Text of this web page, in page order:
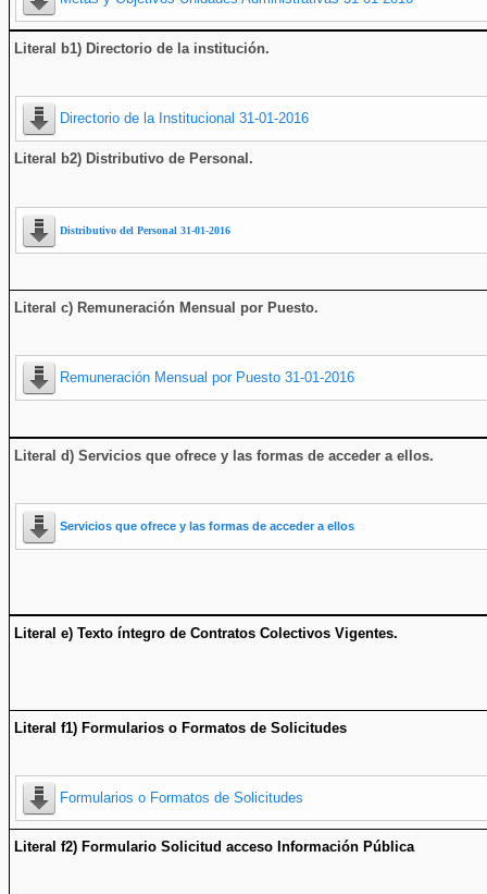
Literal b1) Directorio de la institución.
Directorio de la Institucional 31-01-2016
Literal b2) Distributivo de Personal.
Distributivo del Personal 31-01-2016
Literal c) Remuneración Mensual por Puesto.
Remuneración Mensual por Puesto 31-01-2016
Literal d) Servicios que ofrece y las formas de acceder a ellos.
Servicios que ofrece y las formas de acceder a ellos
Literal e) Texto íntegro de Contratos Colectivos Vigentes.
Literal f1) Formularios o Formatos de Solicitudes
Formularios o Formatos de Solicitudes
Literal f2) Formulario Solicitud acceso Información Pública